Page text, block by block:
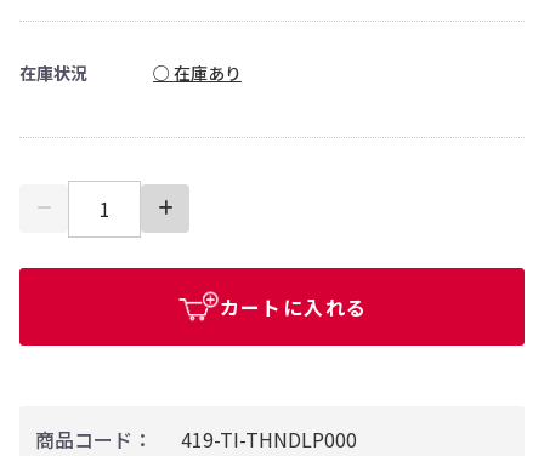
商品コード：
419-TI-THNDLP000
在庫状況 ○ 在庫あり
カートに入れる